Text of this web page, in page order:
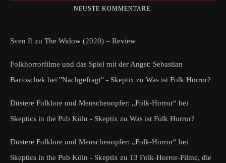
NEUSTE KOMMENTARE:
Sven P. zu The Widow (2020) – Review
Folkhorrorfilme und das Spiel mit der Angst: Sebastian
Bartoschek bei "Nachgefragt" - Skeptix zu Was ist Folk Horror?
Düstere Folklore und Menschenopfer: „Folk-Horror“ bei
Skeptics in the Pub Köln - Skeptix zu Was ist Folk Horror?
Düstere Folklore und Menschenopfer: „Folk-Horror“ bei
Skeptics in the Pub Köln - Skeptix zu 13 Folk-Horror-Filme, die